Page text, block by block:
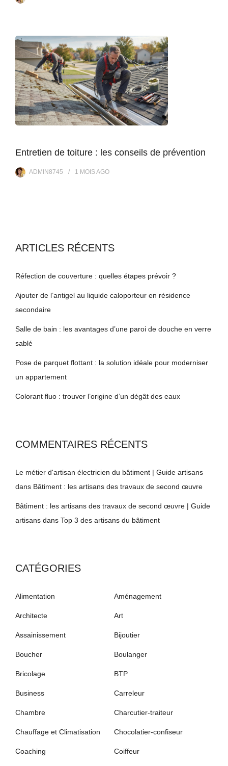
Entretien de toiture : les conseils de prévention
ADMIN8745 1 MOISAGO
ARTICLES RÉCENTS
Réfection de couverture : quelles étapes prévoir ?
Ajouter de l’antigel au liquide caloporteur en résidence
secondaire
Salle de bain : les avantages d’une paroi de douche en verre
sablé
Pose de parquet flottant : la solution idéale pour moderniser
un appartement
Colorant fluo : trouver l’origine d’un dégât des eaux
COMMENTAIRES RÉCENTS
Le métier d'artisan électricien du bâtiment | Guide artisans
dans Bâtiment : les artisans des travaux de second œuvre
Bâtiment : les artisans des travaux de second œuvre | Guide
artisans dans Top 3 des artisans du bâtiment
CATÉGORIES
Alimentation Aménagement
Architecte Art
Assainissement Bijoutier
Boucher Boulanger
Bricolage BTP
Business Carreleur
Chambre Charcutier-traiteur
Chauffage et Climatisation Chocolatier-confiseur
Coaching Coiffeur